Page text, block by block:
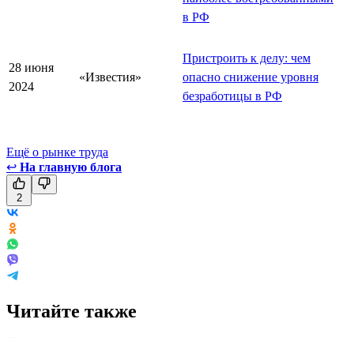
в РФ
28 июня
2024
«Известия»
Пристроить к делу: чем
опасно снижение уровня
безработицы в РФ
Ещё о рынке труда
↩ На главную блога
2
Читайте также